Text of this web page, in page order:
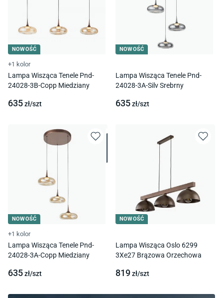
NOWOŚĆ
+1 kolor
Lampa Wisząca Tenele Pnd-
24028-3B-Copp Miedziany
635zł/szt
NOWOŚĆ
Lampa Wisząca Tenele Pnd-
24028-3A-Silv Srebrny
635zł/szt
NOWOŚĆ
+1 kolor
Lampa Wisząca Tenele Pnd-
24028-3A-Copp Miedziany
635zł/szt
NOWOŚĆ
Lampa Wisząca Oslo 6299
3Xe27 Brązowa Orzechowa
819zł/szt